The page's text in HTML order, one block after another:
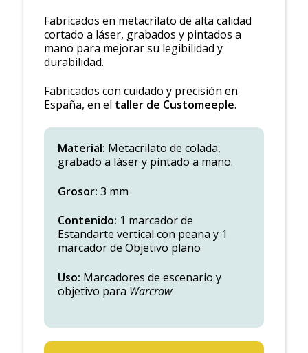
Fabricados en metacrilato de alta calidad
cortado a láser, grabados y pintados a
mano para mejorar su legibilidad y
durabilidad.
Fabricados con cuidado y precisión en
España, en el taller de Customeeple.
Material: Metacrilato de colada,
grabado a láser y pintado a mano.
Grosor: 3 mm
Contenido: 1 marcador de
Estandarte vertical con peana y 1
marcador de Objetivo plano
Uso: Marcadores de escenario y
objetivo para Warcrow